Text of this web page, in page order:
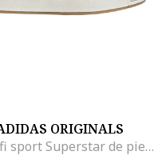
ORIGINALS
Pantofi sport Superstar de piele intoarsa, Gri deschis/Roz pastel/Caramel